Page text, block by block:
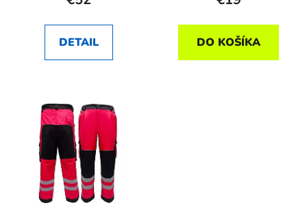
DETAIL DO KOŠÍKA